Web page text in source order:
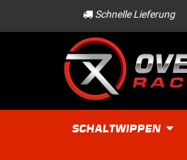
Schnelle Lieferung
SCHALTWIPPEN